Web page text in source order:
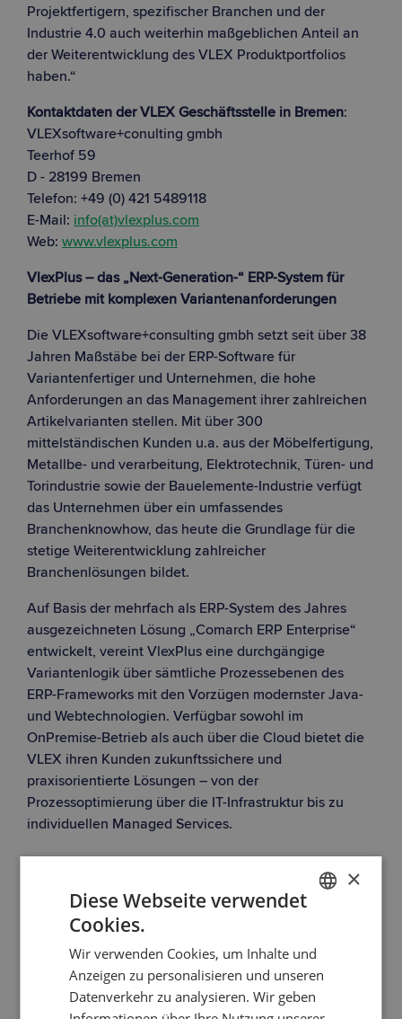
Projektfertigern, spezifischer Branchen und der
Industrie 4.0 auch weiterhin maßgeblichen Anteil an
der Weiterentwicklung des VLEX Produktportfolios
haben.“
Kontaktdaten der VLEX Geschäftsstelle in Bremen:
VLEXsoftware+conulting gmbh
Teerhof 59
D - 28199 Bremen
Telefon: +49 (0) 421 5489118
E-Mail: info(at)vlexplus.com
Web: www.vlexplus.com
VlexPlus – das „Next-Generation-“ ERP-System für
Betriebe mit komplexen Variantenanforderungen
Die VLEXsoftware+consulting gmbh setzt seit über 38
Jahren Maßstäbe bei der ERP-Software für
Variantenfertiger und Unternehmen, die hohe
Anforderungen an das Management ihrer zahlreichen
Artikelvarianten stellen. Mit über 300
mittelständischen Kunden u.a. aus der Möbelfertigung,
Metallbe- und verarbeitung, Elektrotechnik, Türen- und
Torindustrie sowie der Bauelemente-Industrie verfügt
das Unternehmen über ein umfassendes
Branchenknowhow, das heute die Grundlage für die
stetige Weiterentwicklung zahlreicher
Branchenlösungen bildet.
Auf Basis der mehrfach als ERP-System des Jahres
ausgezeichneten Lösung „Comarch ERP Enterprise“
entwickelt, vereint VlexPlus eine durchgängige
Variantenlogik über sämtliche Prozessebenen des
ERP-Frameworks mit den Vorzügen modernster Java-
und Webtechnologien. Verfügbar sowohl im
OnPremise-Betrieb als auch über die Cloud bietet die
VLEX ihren Kunden zukunftssichere und
praxisorientierte Lösungen – von der
Prozessoptimierung über die IT-Infrastruktur bis zu
individuellen Managed Services.
Zurück zur Übersicht
ENGLISH
×
Diese Webseite verwendet
Cookies.
Wir verwenden Cookies, um Inhalte und
Anzeigen zu personalisieren und unseren
Datenverkehr zu analysieren. Wir geben